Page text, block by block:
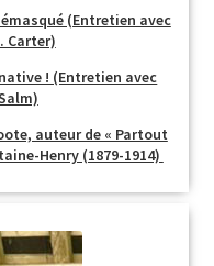
(Entretien avec
Carter)
! (Entretien avec
auteur de « Partout
Henry (1879-1914)